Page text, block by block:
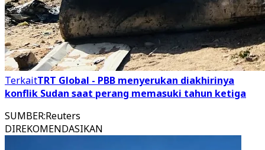
TerkaitTRT Global - PBB menyerukan diakhirinya
konflik Sudan saat perang memasuki tahun ketiga
SUMBER:Reuters
DIREKOMENDASIKAN